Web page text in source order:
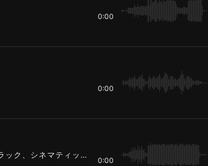
0:00
0:00
サウンドトラック、シネマティック
0:00